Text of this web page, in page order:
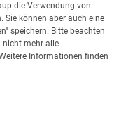
AGB
die Verwendung von
Sie können aber auch eine
speichern. Bitte beachten
nicht mehr alle
Informationen finden